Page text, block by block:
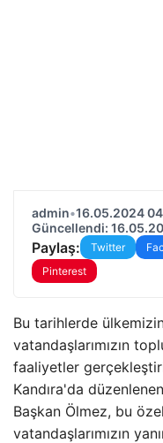
admin•16.05.2024
Güncellendi:
Paylaş: Twitter
Pinterest
Bu tarihlerde
vatandaşlarımızın
faaliyetler
Kandıra'da
Başkan Ölmez, bu
vatandaşlarımızın